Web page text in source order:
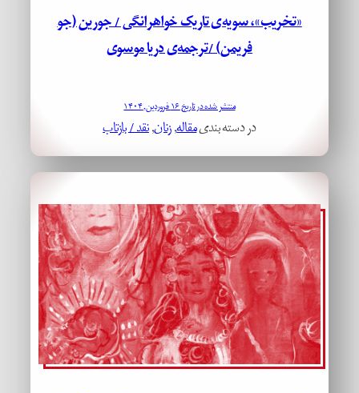
«تخریب»، سویه‌ی تاریک خواهرانگی / جورین (جو
فریمن) /ترجمه‌ی دریا موسوی
منتشر شده در تاریخ ۱۶ فروردین, ۱۴۰۴
در دسته بندیمقاله, زنان, نقد / بازتاب